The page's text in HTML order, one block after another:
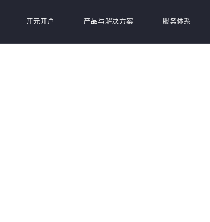
开元开户 产品与解决方案 服务体系